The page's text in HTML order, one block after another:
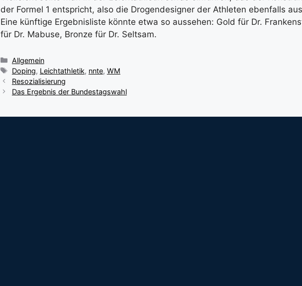
der Formel 1 entspricht, also die Drogendesigner der Athleten ebenfalls
Eine künftige Ergebnisliste könnte etwa so aussehen: Gold für Dr.
für Dr. Mabuse, Bronze für Dr. Seltsam.
Kategorien
Allgemein
Schlagwörter
Doping, Leichtathletik, nnte, WM
Resozialisierung
Das Ergebnis der Bundestagswahl